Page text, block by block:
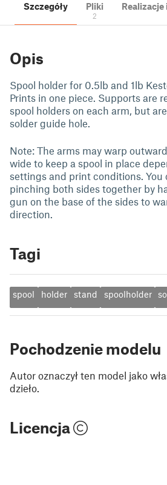
Szczegóły Pliki
2
Opis
Spool holder for 0.5lb and 1lb
Prints in one piece. Supports are
spool holders on each arm, but
solder guide hole.
Note: The arms may warp
wide to keep a spool in place
settings and print conditions. You
pinching both sides together by
gun on the base of the sides to
direction.
Tagi
spool holder stand spoolholder
Pochodzenie modelu
Autor oznaczył ten model jako
dzieło.
Licencja